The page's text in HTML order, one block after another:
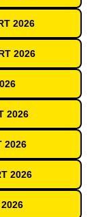
2026
2026
2026
2026
2026